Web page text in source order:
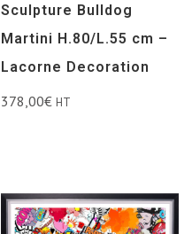
Sculpture Bulldog
Martini H.80/L.55 cm –
Lacorne Decoration
378,00€ HT